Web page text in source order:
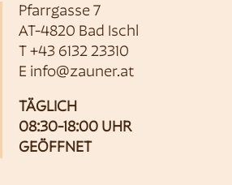
Pfarrgasse 7
AT-4820 Bad Ischl
T +43 6132 23310
E info@zauner.at
TÄGLICH
08:30-18:00 UHR
GEÖFFNET